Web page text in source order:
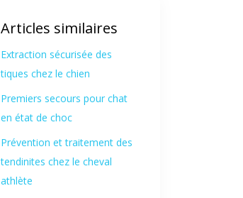
Articles similaires
Extraction sécurisée des
tiques chez le chien
Premiers secours pour chat
en état de choc
Prévention et traitement des
tendinites chez le cheval
athlète